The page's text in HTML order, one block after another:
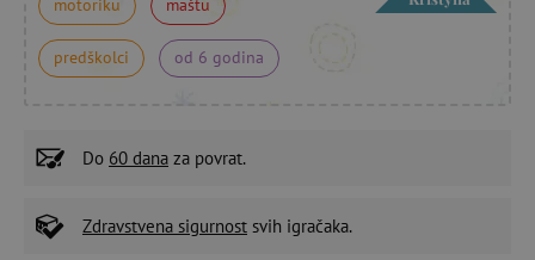
predškolci od 6 godina
Do 60 dana za povrat.
Zdravstvena sigurnost svih igračaka.